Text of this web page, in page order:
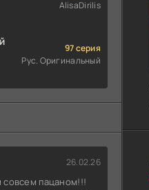
AlisaDirilis
97 серия
Рус. Оригинальный
26.02.26
пацаном!!!